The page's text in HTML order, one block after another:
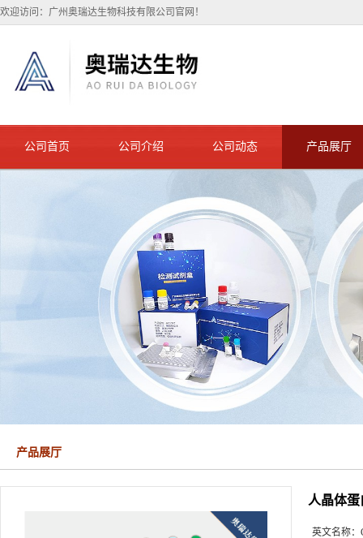
欢迎访问：广州奥瑞达生物科技有限公司官网！
公司首页 公司介绍 公司动态 产品展厅
产品展厅
人晶体
英文名称：